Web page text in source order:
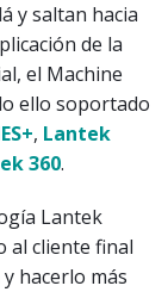
y saltan hacia
de la
el Machine
ello soportado
, Lantek
360.
Lantek
al cliente final
hacerlo más